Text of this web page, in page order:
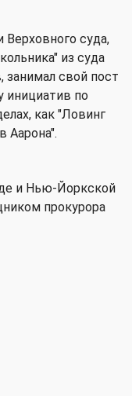
суда,
из суда
занимал свой пост
инициатив по
как "Ловинг
Аарона".
и Нью-Йоркской
прокурора